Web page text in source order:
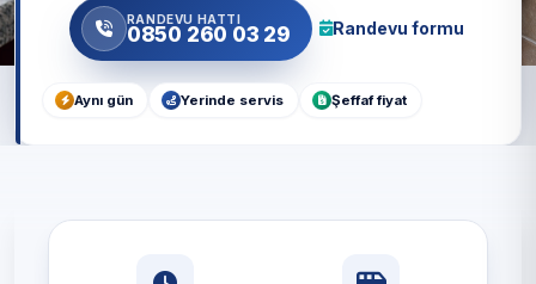
RANDEVU HATTI
0850 260 03 29 Randevu formu
Aynı gün Yerinde servis Şeffaf fiyat